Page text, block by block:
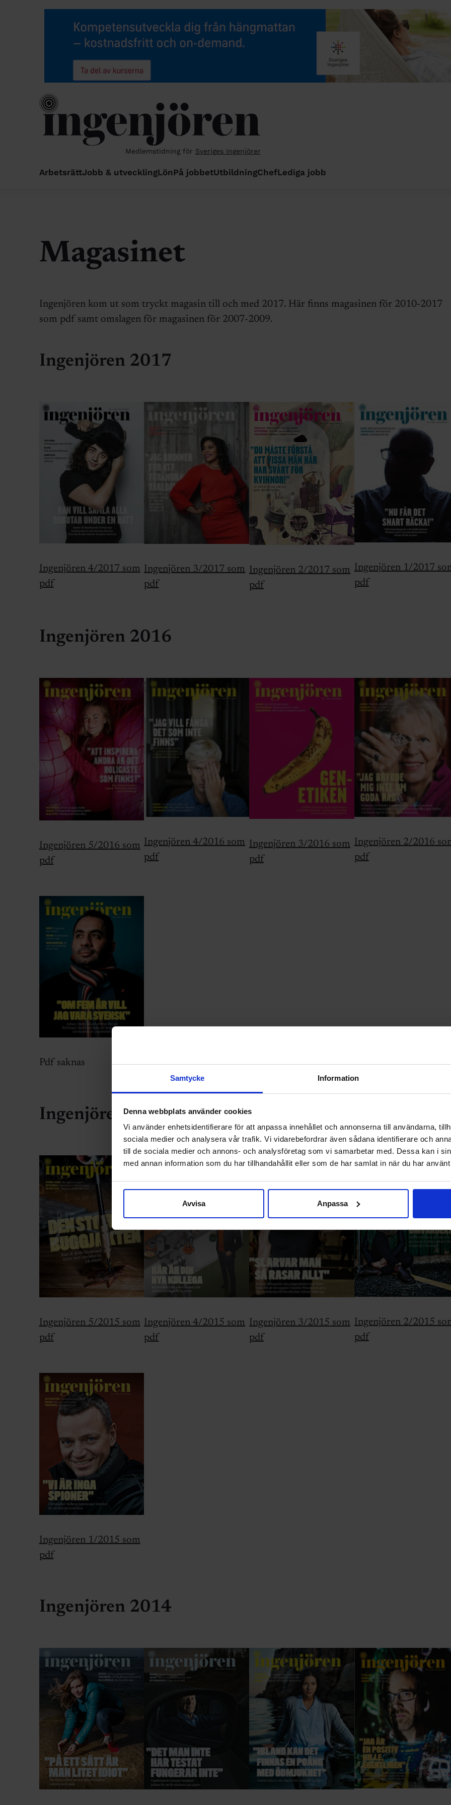
Samtycke Information
Denna webbplats använder cookies
Vi använder enhetsidentifierare för att anpassa innehållet och annonserna till användarna,
sociala medier och analysera vår trafik. Vi vidarebefordrar även sådana identifierare och
till de sociala medier och annons- och analysföretag som vi samarbetar med. Dessa kan i
med annan information som du har tillhandahållit eller som de har samlat in när du har
Avvisa Anpassa
Medlemstidning för Sveriges Ingenjörer
ArbetsrättJobb & utvecklingLönPå jobbetUtbildningChefLediga jobb
Magasinet
Ingenjören kom ut som tryckt magasin till och med 2017. Här finns magasinen för 2010-2017
som pdf samt omslagen för magasinen för 2007-2009.
Ingenjören 2017
Ingenjören 4/2017 som
pdf
Ingenjören 3/2017 som
pdf
Ingenjören 2/2017 som
pdf
Ingenjören 1/2017
pdf
Ingenjören 2016
Ingenjören 5/2016 som
pdf
Ingenjören 4/2016 som
pdf
Ingenjören 3/2016 som
pdf
Ingenjören 2/2016
pdf
Pdf saknas
Ingenjören 2015
Ingenjören 5/2015 som
pdf
Ingenjören 4/2015 som
pdf
Ingenjören 3/2015 som
pdf
Ingenjören 2/2015
pdf
Ingenjören 1/2015 som
pdf
Ingenjören 2014